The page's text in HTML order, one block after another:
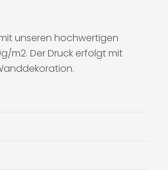
unseren hochwertigen
m2. Der Druck erfolgt mit